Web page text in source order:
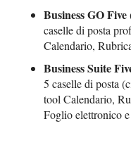
Business GO
caselle di posta
Calendario,
Business Suite
5 caselle di posta
tool Calendario,
Foglio elettronico